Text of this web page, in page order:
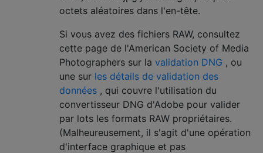
octets aléatoires dans l'en-tête.
Si vous avez des fichiers RAW, consultez
cette page de l'American Society of Media
Photographers sur la validation DNG , ou
une sur les détails de validation des
données , qui couvre l'utilisation du
convertisseur DNG d'Adobe pour valider
par lots les formats RAW propriétaires.
(Malheureusement, il s'agit d'une opération
d'interface graphique et pas